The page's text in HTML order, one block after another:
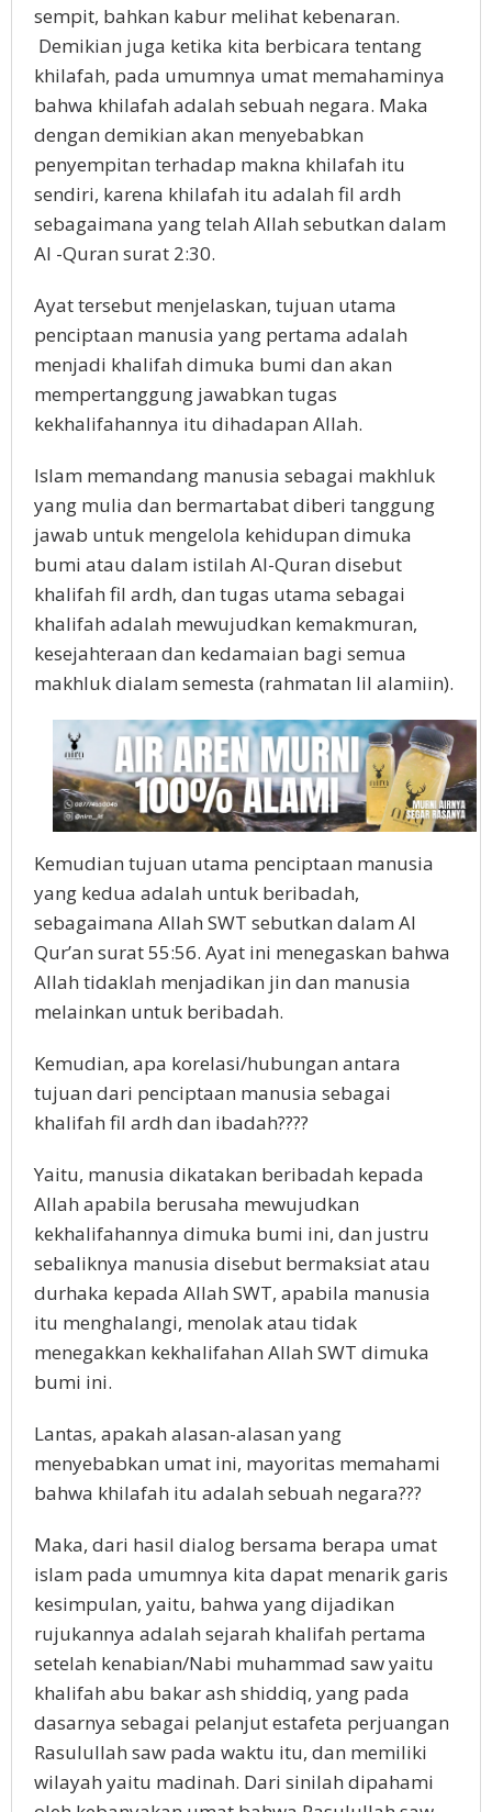
sempit, bahkan kabur melihat kebenaran.
Demikian juga ketika kita berbicara tentang
khilafah, pada umumnya umat memahaminya
bahwa khilafah adalah sebuah negara. Maka
dengan demikian akan menyebabkan
penyempitan terhadap makna khilafah itu
sendiri, karena khilafah itu adalah fil ardh
sebagaimana yang telah Allah sebutkan dalam
Al -Quran surat 2:30.
Ayat tersebut menjelaskan, tujuan utama
penciptaan manusia yang pertama adalah
menjadi khalifah dimuka bumi dan akan
mempertanggung jawabkan tugas
kekhalifahannya itu dihadapan Allah.
Islam memandang manusia sebagai makhluk
yang mulia dan bermartabat diberi tanggung
jawab untuk mengelola kehidupan dimuka
bumi atau dalam istilah Al-Quran disebut
khalifah fil ardh, dan tugas utama sebagai
khalifah adalah mewujudkan kemakmuran,
kesejahteraan dan kedamaian bagi semua
makhluk dialam semesta (rahmatan lil alamiin).
Kemudian tujuan utama penciptaan manusia
yang kedua adalah untuk beribadah,
sebagaimana Allah SWT sebutkan dalam Al
Qur’an surat 55:56. Ayat ini menegaskan bahwa
Allah tidaklah menjadikan jin dan manusia
melainkan untuk beribadah.
Kemudian, apa korelasi/hubungan antara
tujuan dari penciptaan manusia sebagai
khalifah fil ardh dan ibadah????
Yaitu, manusia dikatakan beribadah kepada
Allah apabila berusaha mewujudkan
kekhalifahannya dimuka bumi ini, dan justru
sebaliknya manusia disebut bermaksiat atau
durhaka kepada Allah SWT, apabila manusia
itu menghalangi, menolak atau tidak
menegakkan kekhalifahan Allah SWT dimuka
bumi ini.
Lantas, apakah alasan-alasan yang
menyebabkan umat ini, mayoritas memahami
bahwa khilafah itu adalah sebuah negara???
Maka, dari hasil dialog bersama berapa umat
islam pada umumnya kita dapat menarik garis
kesimpulan, yaitu, bahwa yang dijadikan
rujukannya adalah sejarah khalifah pertama
setelah kenabian/Nabi muhammad saw yaitu
khalifah abu bakar ash shiddiq, yang pada
dasarnya sebagai pelanjut estafeta perjuangan
Rasulullah saw pada waktu itu, dan memiliki
wilayah yaitu madinah. Dari sinilah dipahami